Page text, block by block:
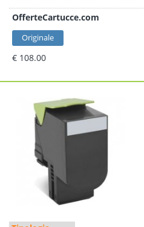
OfferteCartucce.com
Originale
€ 108.00